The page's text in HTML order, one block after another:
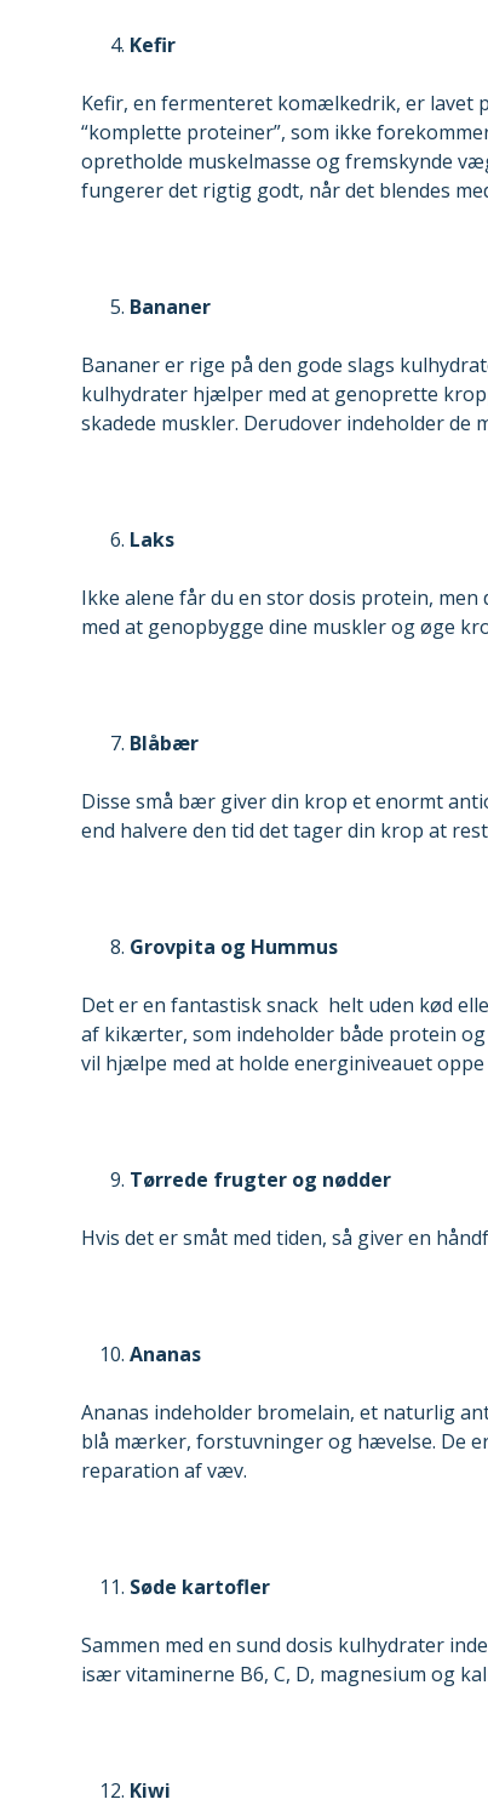
Kefir
Kefir, en fermenteret komælkedrik, er lavet
“komplette proteiner”, som ikke
opretholde muskelmasse og fremskynde
fungerer det rigtig godt, når det blendes
Bananer
Bananer er rige på den gode slags
kulhydrater hjælper med at genoprette
skadede muskler. Derudover indeholder de
Laks
Ikke alene får du en stor dosis protein,
med at genopbygge dine muskler og øge
Blåbær
Disse små bær giver din krop et enormt
end halvere den tid det tager din krop at
Grovpita og Hummus
Det er en fantastisk snack helt uden kød
af kikærter, som indeholder både protein
vil hjælpe med at holde energiniveauet
Tørrede frugter og nødder
Hvis det er småt med tiden, så giver en
Ananas
Ananas indeholder bromelain, et naturlig
blå mærker, forstuvninger og hævelse. De
reparation af væv.
Søde kartofler
Sammen med en sund dosis kulhydrater
især vitaminerne B6, C, D, magnesium og
Kiwi